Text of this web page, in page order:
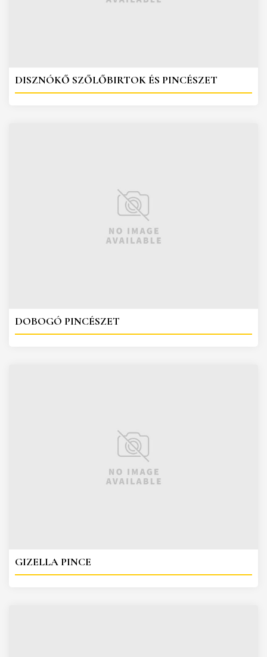
DISZNÓKŐ SZŐLŐBIRTOK ÉS PINCÉSZET
DOBOGÓ PINCÉSZET
GIZELLA PINCE